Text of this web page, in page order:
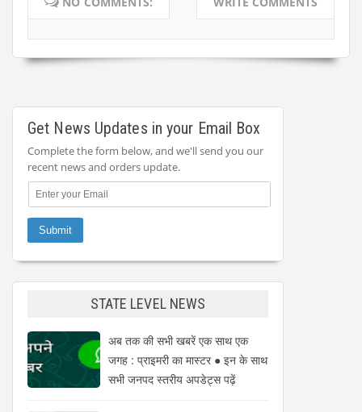
Get News Updates in your Email Box
Complete the form below, and we'll send you our
recent news and orders update.
STATE LEVEL NEWS
अब तक की सभी खबरें एक साथ एक
जगह : प्राइमरी का मास्टर ● इन के साथ
सभी जनपद स्तरीय अपडेट्स पढ़ें